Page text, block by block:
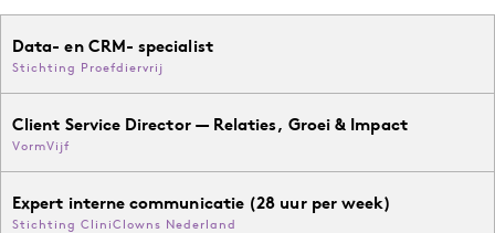
Data- en CRM- specialist
Stichting Proefdiervrij
Client Service Director — Relaties, Groei & Impact
VormVijf
Expert interne communicatie (28 uur per week)
Stichting CliniClowns Nederland